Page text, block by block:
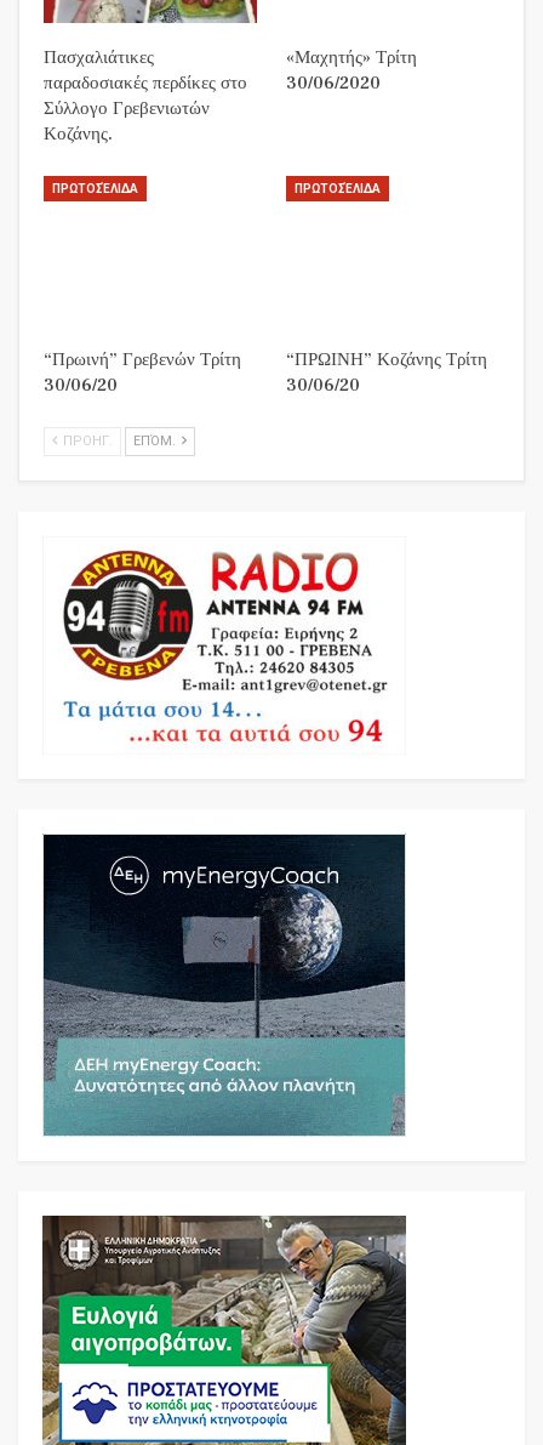
Πασχαλιάτικες
παραδοσιακές περδίκες στο
Σύλλογο Γρεβενιωτών
Κοζάνης.
«Μαχητής» Τρίτη
30/06/2020
ΠΡΩΤΟΣΈΛΙΔΑ
“Πρωινή” Γρεβενών Τρίτη
30/06/20
ΠΡΩΤΟΣΈΛΙΔΑ
“ΠΡΩΙΝΗ” Κοζάνης Τρίτη
30/06/20
ΠΡΟΗΓ. ΕΠΌΜ.